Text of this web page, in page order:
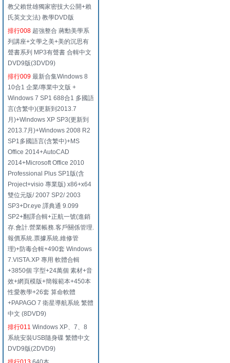
教父賴世雄獨家密技大公開+賴
氏英文文法) 教學DVD版
排行008 超強整合 蔣勳美學系
列講座+文學之美+美的沉思有
聲書系列 MP3有聲書 合輯中文
DVD9版(3DVD9)
排行009 最新合集Windows 8
10合1 企業/專業中文版 +
Windows 7 SP1 688合1 多國語
言(含繁中)(更新到2013.7
月)+Windows XP SP3(更新到
2013.7月)+Windows 2008 R2
SP1多國語言(含繁中)+MS
Office 2014+AutoCAD
2014+Microsoft Office 2010
Professional Plus SP1版(含
Project+visio 專業版) x86+x64
雙位元版/ 2007 SP2/ 2003
SP3+Dr.eye 譯典通 9.099
SP2+翻譯合輯+正航一號(進銷
存.會計.營業帳務.客戶關係管理.
報價系統.票據系統.維修管
理)+防毒合輯+490套 Windows
7.VISTA.XP 專用 軟體合輯
+3850個 字型+24萬個 素材+音
效+網頁模版+簡報範本+450本
性愛教學+26套 算命軟體
+PAPAGO 7 衛星導航系統 繁體
中文 (8DVD9)
排行011 Windows XP、7、8
系統安裝USB隨身碟 繁體中文
DVD9版(2DVD9)